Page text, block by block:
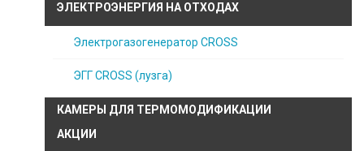
ЭЛЕКТРОЭНЕРГИЯ НА ОТХОДАХ
Электрогазогенератор CROSS
ЭГГ CROSS (лузга)
КАМЕРЫ ДЛЯ ТЕРМОМОДИФИКАЦИИ
АКЦИИ